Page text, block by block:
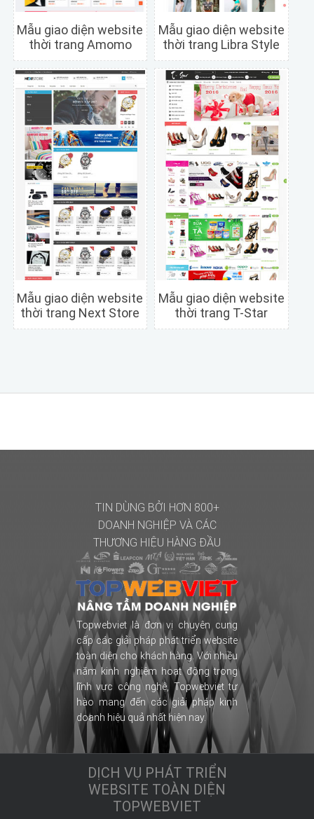
Mẫu giao diện website
thời trang Amomo
Mẫu giao diện website
thời trang Libra Style
Mẫu giao diện website
thời trang Next Store
Mẫu giao diện website
thời trang T-Star
TIN DÙNG BỞI HƠN 800+
DOANH NGHIỆP VÀ CÁC
THƯƠNG HIỆU HÀNG ĐẦU
Topwebviet là đơn vị chuyên cung
cấp các giải pháp phát triển website
toàn diện cho khách hàng. Với nhiều
năm kinh nghiệm hoạt động trong
lĩnh vực công nghệ, Topwebviet tự
hào mang đến các giải pháp kinh
doanh hiệu quả nhất hiện nay.
DỊCH VỤ PHÁT TRIỂN
WEBSITE TOÀN DIỆN
TOPWEBVIET